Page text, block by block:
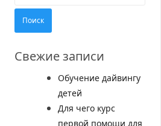
Свежие записи
Обучение дайвингу
детей
Для чего курс
первой помощи для